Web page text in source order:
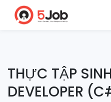
THỰC TẬP
DEVELOPER